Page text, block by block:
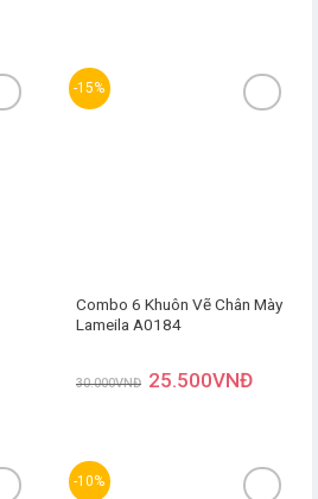
-15%
Combo 6 Khuôn Vẽ Chân Mày
Lameila A0184
30.000VNĐ 25.500VNĐ
-10%